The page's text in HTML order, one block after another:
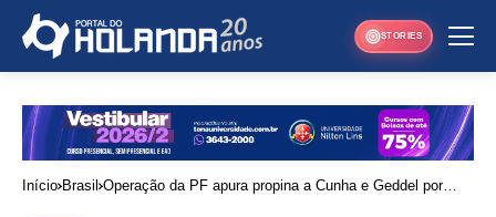
STORIES
Início Brasil Operação da PF apura propina a Cunha e Geddel por